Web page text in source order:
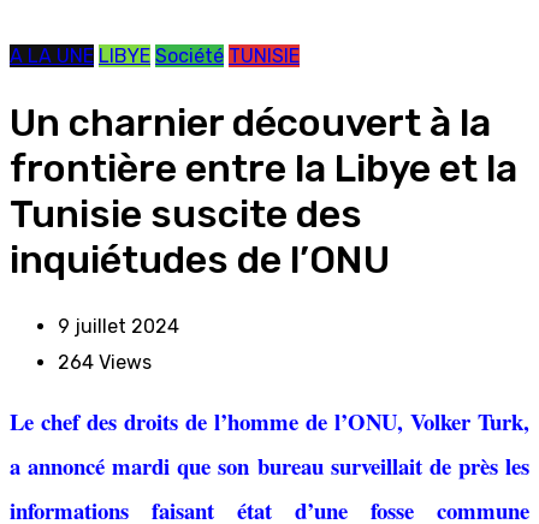
A LA UNE LIBYE Société TUNISIE
Un charnier découvert à la
frontière entre la Libye et la
Tunisie suscite des
inquiétudes de l’ONU
9 juillet 2024
264 Views
Le chef des droits de l’homme de l’ONU, Volker Turk,
a annoncé mardi que son bureau surveillait de près les
informations faisant état d’une fosse commune